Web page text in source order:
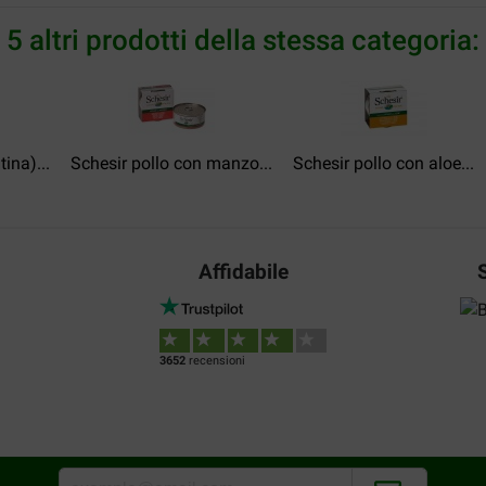
natvoeding zonder
Consegna:
Het ziet er goed en puur uit
Translate to English
nicht gekauft habe.
Prima voeding voor mijn
natuurlijke manier
5 altri prodotti della stessa categoria:
Schesir pollo con manzo... Schesir pollo con aloe...
Affidabile
3652recensioni